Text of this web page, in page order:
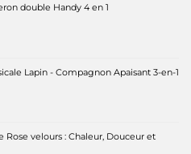
double Handy 4 en 1
Lapin - Compagnon Apaisant 3-en-1
velours : Chaleur, Douceur et